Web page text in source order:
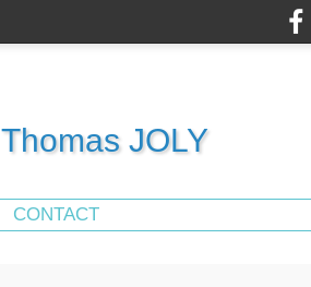
JOLY
CONTACT